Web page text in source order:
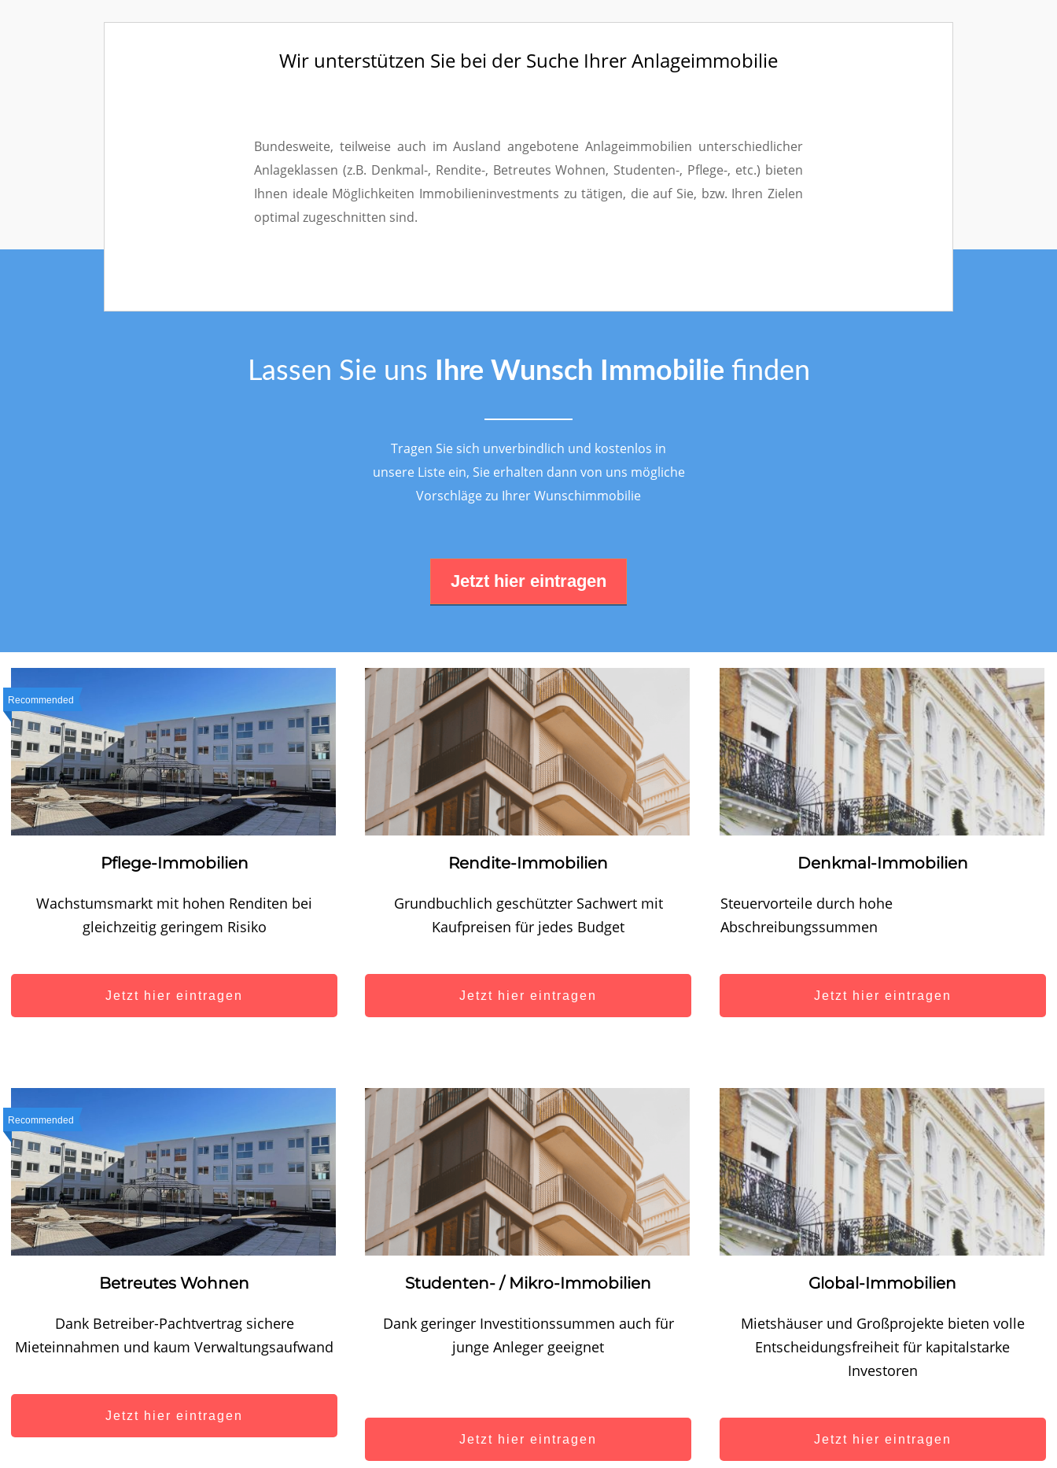
Wir unterstützen Sie bei der Suche Ihrer Anlageimmobilie
Bundesweite, teilweise auch im Ausland angebotene Anlageimmobilien unterschiedlicher
Anlageklassen (z.B. Denkmal-, Rendite-, Betreutes Wohnen, Studenten-, Pflege-, etc.) bieten
Ihnen ideale Möglichkeiten Immobilieninvestments zu tätigen, die auf Sie, bzw. Ihren Zielen
optimal zugeschnitten sind.
Lassen Sie uns Ihre Wunsch Immobilie finden
Tragen Sie sich unverbindlich und kostenlos in
unsere Liste ein, Sie erhalten dann von uns mögliche
Vorschläge zu Ihrer Wunschimmobilie
Jetzt hier eintragen
Recommended
Pflege-Immobilien
Wachstumsmarkt mit hohen Renditen bei
gleichzeitig geringem Risiko
Jetzt hier eintragen
Rendite-Immobilien
Grundbuchlich geschützter Sachwert mit
Kaufpreisen für jedes Budget
Jetzt hier eintragen
Denkmal-Immobilien
Steuervorteile durch hohe
Abschreibungssummen
Jetzt hier eintragen
Recommended
Betreutes Wohnen
Dank Betreiber-Pachtvertrag sichere
Mieteinnahmen und kaum Verwaltungsaufwand
Jetzt hier eintragen
Studenten- / Mikro-Immobilien
Dank geringer Investitionssummen auch für
junge Anleger geeignet
Jetzt hier eintragen
Global-Immobilien
Mietshäuser und Großprojekte bieten volle
Entscheidungsfreiheit für kapitalstarke
Investoren
Jetzt hier eintragen